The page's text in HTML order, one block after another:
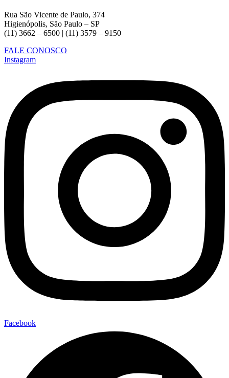
Rua São Vicente de Paulo, 374
Higienópolis, São Paulo – SP
(11) 3662 – 6500 | (11) 3579 – 9150
FALE CONOSCO
Instagram
Facebook